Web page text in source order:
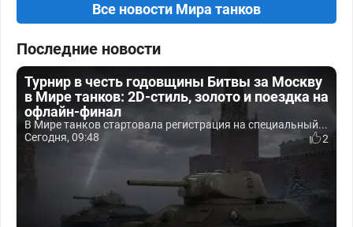
Все новости Мира танков
Последние новости
Турнир в честь годовщины Битвы за Москву
в Мире танков: 2D-стиль, золото и поездка на
офлайн-финал
В Мире танков стартовала регистрация на специальный...
Сегодня, 09:48
2